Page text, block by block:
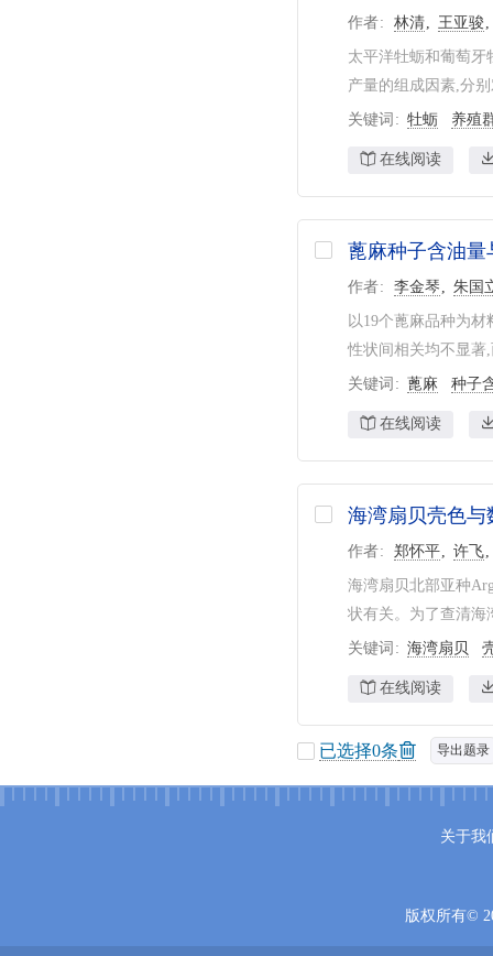
作者 林清 王亚骏
太平洋牡蛎和葡萄
产量的组成因素,分
关键词 牡蛎 养殖
在线阅读
蓖麻种子含油
作者 李金琴 朱国
以19个蓖麻品种为
性状间相关均不显著
关键词 蓖麻 种子
在线阅读
海湾扇贝壳色
作者 郑怀平 许飞
海湾扇贝北部亚种
状有关。为了查清海
关键词 海湾扇贝
在线阅读
已选择0条 导出题录
关于我
版权所有©